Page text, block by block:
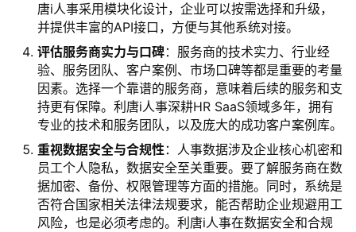
唐i人事采用模块化设计，企业可以按需选择和升级，
并提供丰富的API接口，方便与其他系统对接。
评估服务商实力与口碑：服务商的技术实力、行业经
验、服务团队、客户案例、市场口碑等都是重要的考量
因素。选择一个靠谱的服务商，意味着后续的服务和支
持更有保障。利唐i人事深耕HR SaaS领域多年，拥有
专业的技术和服务团队，以及庞大的成功客户案例库。
重视数据安全与合规性：人事数据涉及企业核心机密和
员工个人隐私，数据安全至关重要。要了解服务商在数
据加密、备份、权限管理等方面的措施。同时，系统是
否符合国家相关法律法规要求，能否帮助企业规避用工
风险，也是必须考虑的。利唐i人事在数据安全和合规